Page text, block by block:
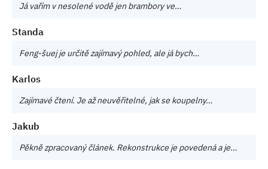
Já vařím v nesolené vodě jen brambory ve…
Standa
Feng-šuej je určitě zajímavý pohled, ale já bych…
Karlos
Zajímavé čtení. Je až neuvěřitelné, jak se koupelny…
Jakub
Pěkně zpracovaný článek. Rekonstrukce je povedená a je…